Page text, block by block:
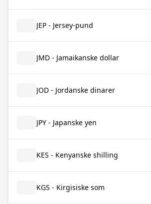
JEP - Jersey-pund
JMD - Jamaikanske dollar
JOD - Jordanske dinarer
JPY - Japanske yen
KES - Kenyanske shilling
KGS - Kirgisiske som